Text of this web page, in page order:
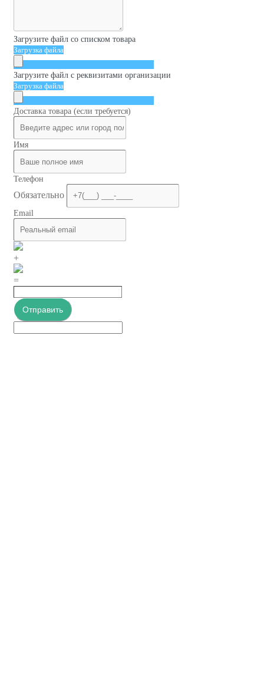
Загрузите файл со списком товара
Загрузка файла
Загрузите файл с реквизитами организации
Загрузка файла
Доставка товара (если требуется)
Имя
Телефон
Обязательно
Email
+
=
Отправить